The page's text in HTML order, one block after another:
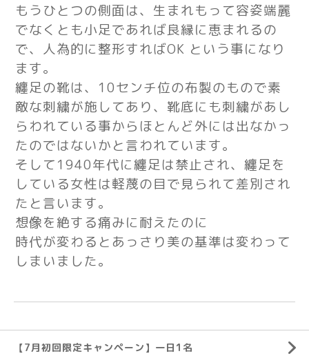
もうひとつの側面は、生まれもって容姿端麗
でなくとも小足であれば良縁に恵まれるの
で、人為的に整形すればOK という事になり
ます。
纏足の靴は、10センチ位の布製のもので素
敵な刺繍が施してあり、靴底にも刺繍があし
らわれている事からほとんど外には出なかっ
たのではないかと言われています。
そして1940年代に纏足は禁止され、 纏足を
している女性は軽蔑の目で見られて差別され
たと言います。
想像を絶する痛みに耐えたのに
時代が変わるとあっさり美の基準は変わって
しまいました。
【7月初回限定キャンペーン】一日1名